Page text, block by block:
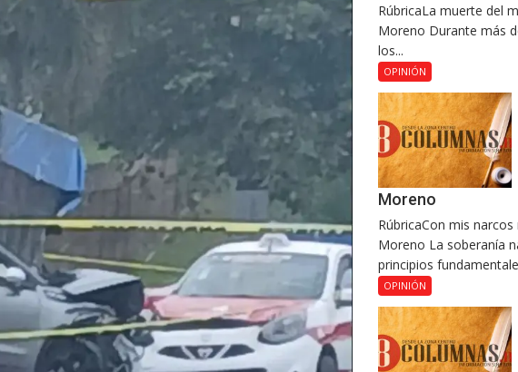
RúbricaLa muerte del
Moreno Durante más
los...
OPINIÓN
Moreno
RúbricaCon mis
Moreno La soberanía
principios
OPINIÓN